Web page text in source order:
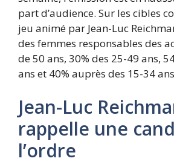
part d’audience. Sur les cibles
jeu animé par Jean-Luc
des femmes responsables des
de 50 ans, 30% des 25-49 ans,
ans et 40% auprès des 15-34
Jean-Luc
rappelle une
l’ordre